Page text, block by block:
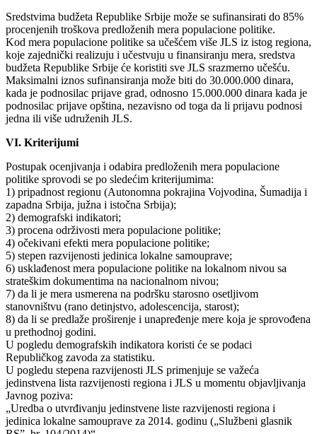
Sredstvima budžeta Republike Srbije može se sufinansirati do 85%
procenjenih troškova predloženih mera populacione politike.
Kod mera populacione politike sa učešćem više JLS iz istog regiona,
koje zajednički realizuju i učestvuju u finansiranju mera, sredstva
budžeta Republike Srbije će koristiti sve JLS srazmerno učešću.
Maksimalni iznos sufinansiranja može biti do 30.000.000 dinara,
kada je podnosilac prijave grad, odnosno 15.000.000 dinara kada je
podnosilac prijave opština, nezavisno od toga da li prijavu podnosi
jedna ili više udruženih JLS.
VI. Kriterijumi
Postupak ocenjivanja i odabira predloženih mera populacione
politike sprovodi se po sledećim kriterijumima:
1) pripadnost regionu (Autonomna pokrajina Vojvodina, Šumadija i
zapadna Srbija, južna i istočna Srbija);
2) demografski indikatori;
3) procena održivosti mera populacione politike;
4) očekivani efekti mera populacione politike;
5) stepen razvijenosti jedinica lokalne samouprave;
6) usklađenost mera populacione politike na lokalnom nivou sa
strateškim dokumentima na nacionalnom nivou;
7) da li je mera usmerena na podršku starosno osetljivom
stanovništvu (rano detinjstvo, adolescencija, starost);
8) da li se predlaže proširenje i unapređenje mere koja je sprovođena
u prethodnoj godini.
U pogledu demografskih indikatora koristi će se podaci
Republičkog zavoda za statistiku.
U pogledu stepena razvijenosti JLS primenjuje se važeća
jedinstvena lista razvijenosti regiona i JLS u momentu objavljivanja
Javnog poziva:
„Uredba o utvrđivanju jedinstvene liste razvijenosti regiona i
jedinica lokalne samouprave za 2014. godinu („Službeni glasnik